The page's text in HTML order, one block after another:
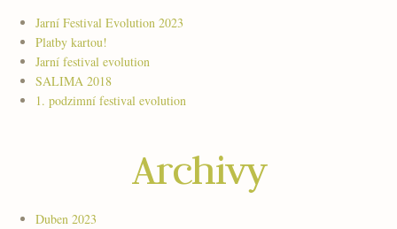
Jarní Festival Evolution 2023
Platby kartou!
Jarní festival evolution
SALIMA 2018
1. podzimní festival evolution
Archivy
Duben 2023